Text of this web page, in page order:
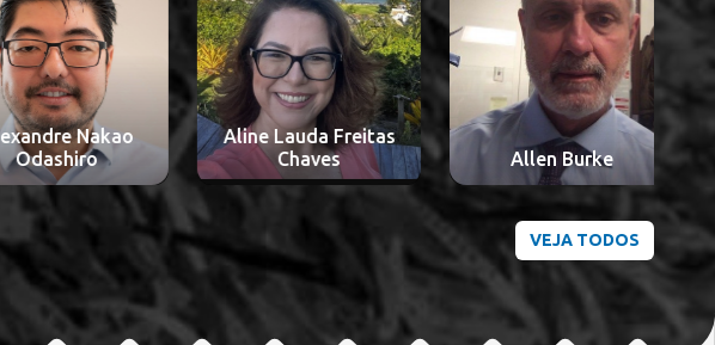
Nakao
Aline Lauda Freitas
Chaves
Allen Burke
VEJA TODOS